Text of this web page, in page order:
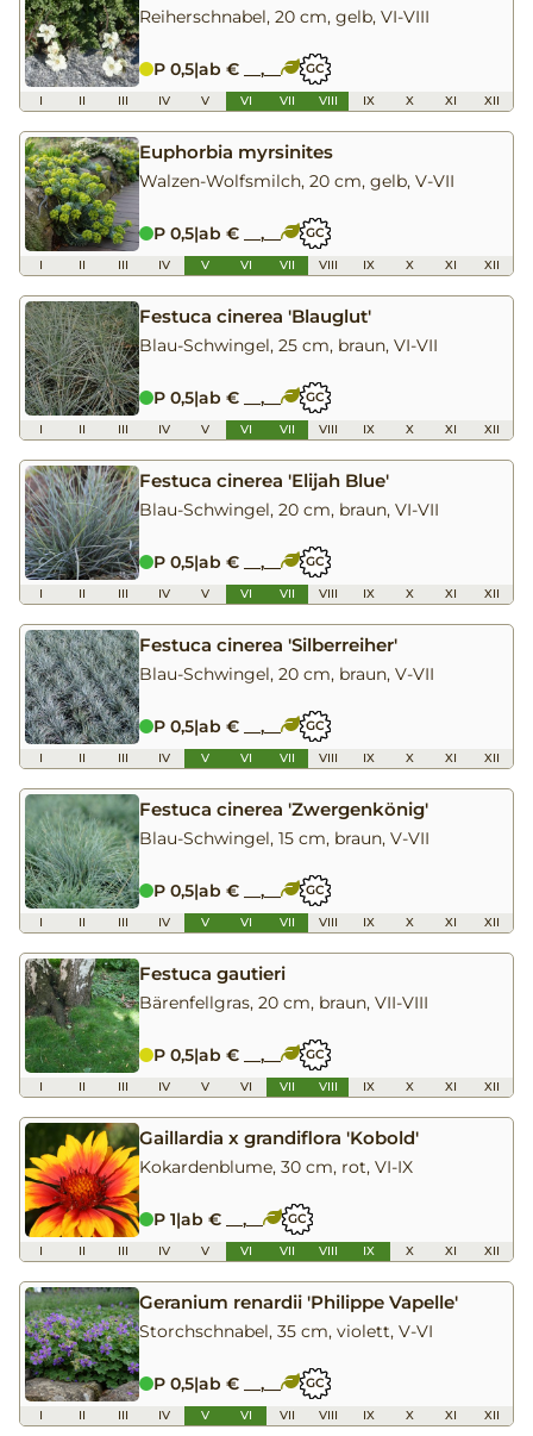
Reiherschnabel, 20 cm, gelb, VI-VIII
P 0,5|ab € __,__ GC
I II III IV V VI VII VIII IX X XI XII
Euphorbia myrsinites
Walzen-Wolfsmilch, 20 cm, gelb, V-VII
P 0,5|ab € __,__ GC
I II III IV V VI VII VIII IX X XI XII
Festuca cinerea 'Blauglut'
Blau-Schwingel, 25 cm, braun, VI-VII
P 0,5|ab € __,__ GC
I II III IV V VI VII VIII IX X XI XII
Festuca cinerea 'Elijah Blue'
Blau-Schwingel, 20 cm, braun, VI-VII
P 0,5|ab € __,__ GC
I II III IV V VI VII VIII IX X XI XII
Festuca cinerea 'Silberreiher'
Blau-Schwingel, 20 cm, braun, V-VII
P 0,5|ab € __,__ GC
I II III IV V VI VII VIII IX X XI XII
Festuca cinerea 'Zwergenkönig'
Blau-Schwingel, 15 cm, braun, V-VII
P 0,5|ab € __,__ GC
I II III IV V VI VII VIII IX X XI XII
Festuca gautieri
Bärenfellgras, 20 cm, braun, VII-VIII
P 0,5|ab € __,__ GC
I II III IV V VI VII VIII IX X XI XII
Gaillardia x grandiflora 'Kobold'
Kokardenblume, 30 cm, rot, VI-IX
P 1|ab € __,__ GC
I II III IV V VI VII VIII IX X XI XII
Geranium renardii 'Philippe Vapelle'
Storchschnabel, 35 cm, violett, V-VI
P 0,5|ab € __,__ GC
I II III IV V VI VII VIII IX X XI XII